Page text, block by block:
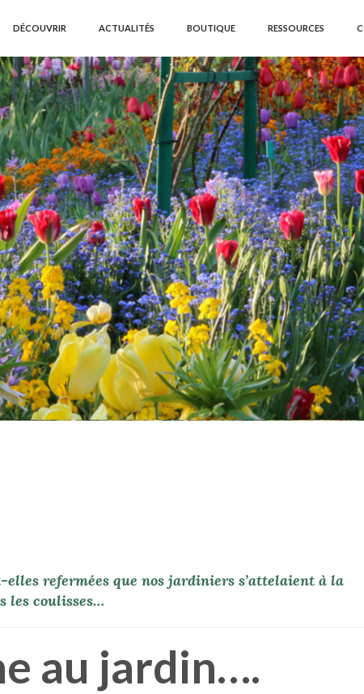
DÉCOUVRIR ACTUALITÉS BOUTIQUE RESSOURCES
elles refermées que nos jardiniers s’attelaient à la
les coulisses…
au jardin….